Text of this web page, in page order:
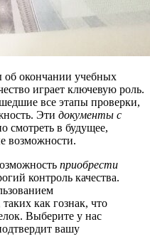
об окончании учебных
играет ключевую роль.
все этапы проверки,
Эти документы с
смотреть в будущее,
возможности.
приобрести
контроль качества.
как гознак, что
Выберите у нас
вашу